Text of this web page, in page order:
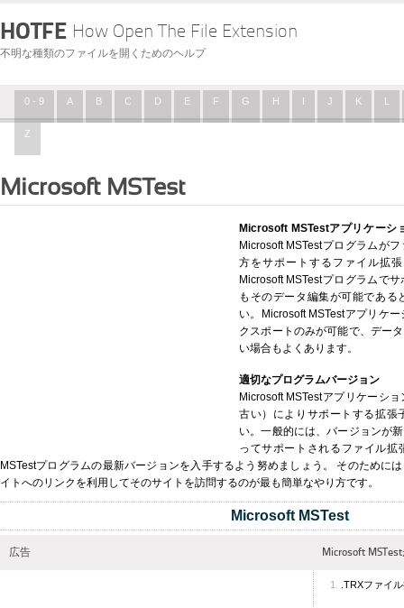
HOTFE How Open The File Extension
不明な種類のファイルを開くためのヘルプ
0 - 9 A B C D E F G H I J K L
Z
Microsoft MSTest
Microsoft MSTestアプリケーシ
Microsoft MSTestプログラムが
方をサポートするファイル拡
Microsoft MSTestプログラムで
もそのデータ編集が可能であ
い。Microsoft MSTestアプリケ
クスポートのみが可能で、デー
い場合もよくあります。
適切なプログラムバージョン
Microsoft MSTestアプリケーシ
古い）によりサポートする拡張
い。一般的には、バージョンが
ってサポートされるファイル拡
MSTestプログラムの最新バージョンを入手するよう努めましょう。 そのために
イトへのリンクを利用してそのサイトを訪問するのが最も簡単なやり方です。
Microsoft MSTest
広告 Microsoft
.TRXファイ